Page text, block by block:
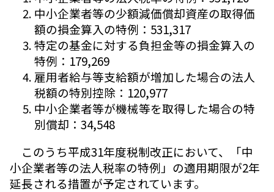
中小企業者等の少額減価償却資産の取得価
額の損金算入の特例：531,317
特定の基金に対する負担金等の損金算入の
特例：179,269
雇用者給与等支給額が増加した場合の法人
税額の特別控除：120,977
中小企業者等が機械等を取得した場合の特
別償却：34,548
このうち平成31年度税制改正において、「中
小企業者等の法人税率の特例」の適用期限が2年
延長される措置が予定されています。